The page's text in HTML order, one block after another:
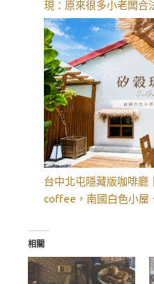
現：原來很多小老闆合
台中北屯隱藏版咖啡廳
coffee，南國白色小屋
相關